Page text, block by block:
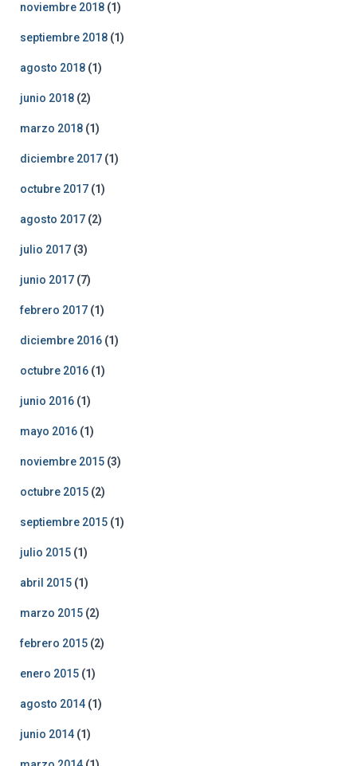
noviembre 2018 (1)
septiembre 2018 (1)
agosto 2018 (1)
junio 2018 (2)
marzo 2018 (1)
diciembre 2017 (1)
octubre 2017 (1)
agosto 2017 (2)
julio 2017 (3)
junio 2017 (7)
febrero 2017 (1)
diciembre 2016 (1)
octubre 2016 (1)
junio 2016 (1)
mayo 2016 (1)
noviembre 2015 (3)
octubre 2015 (2)
septiembre 2015 (1)
julio 2015 (1)
abril 2015 (1)
marzo 2015 (2)
febrero 2015 (2)
enero 2015 (1)
agosto 2014 (1)
junio 2014 (1)